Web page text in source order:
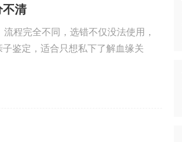
清
程完全不同，选错不仅没法使用，
鉴定，适合只想私下了解血缘关